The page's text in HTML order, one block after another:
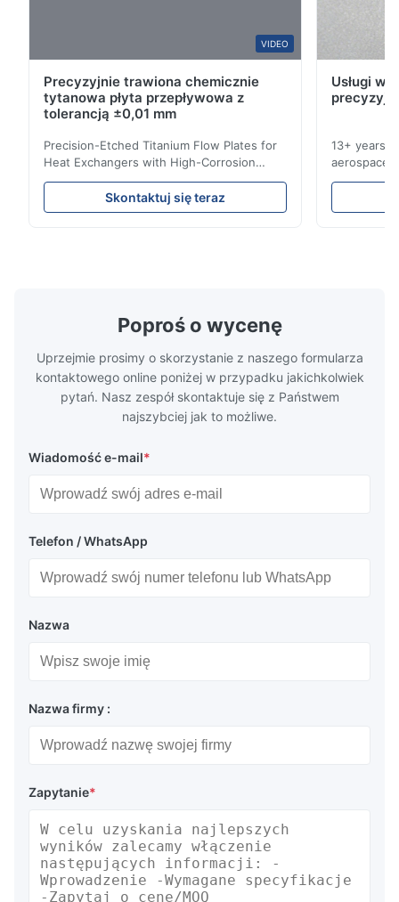
Jan 23.2026
Very precision.
W*r
Dec 11.2025
VIDEO
Precyzyjnie trawiona chemicznie
tytanowa płyta przepływowa z
tolerancją ±0,01 mm
Precision-Etched Titanium Flow Plates for
Heat Exchangers with High-Corrosion
Resistance Flow Plate Overview Xinhaisen
Technology specializes in manufacturing
high-precision chemically etched flow
distribution in production processes. Flow
Plate Features Complex, Burr
Skontaktuj się teraz
Usługi
13+ years
aerospace,
instant
Poproś o wycenę
Uprzejmie prosimy o skorzystanie z naszego formularza
kontaktowego online poniżej w przypadku jakichkolwiek
pytań. Nasz zespół skontaktuje się z Państwem
najszybciej jak to możliwe.
Wiadomość e-mail*
Telefon / WhatsApp
Nazwa
Nazwa firmy :
Zapytanie*